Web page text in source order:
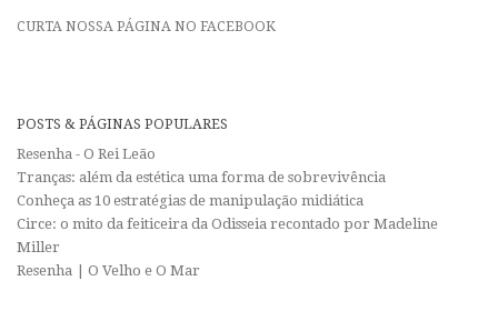
CURTA NOSSA PÁGINA NO FACEBOOK
POSTS & PÁGINAS POPULARES
Resenha - O Rei Leão
Tranças: além da estética uma forma de sobrevivência
Conheça as 10 estratégias de manipulação midiática
Circe: o mito da feiticeira da Odisseia recontado por Madeline
Miller
Resenha | O Velho e O Mar